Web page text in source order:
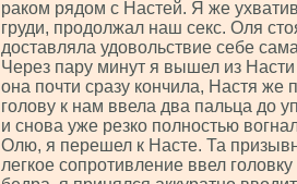
раком рядом с Настей. Я же
груди, продолжал наш секс. Оля
доставляла удовольствие себе
Через пару минут я вышел из
она почти сразу кончила, Настя же
голову к нам ввела два пальца до
и снова уже резко полностью
Олю, я перешел к Насте. Та
легкое сопротивление ввел